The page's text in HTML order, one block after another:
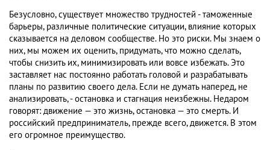
Безусловно, существует множество трудностей - таможенные
барьеры, различные политические ситуации, влияние которых
сказывается на деловом сообществе. Но это риски. Мы знаем о
них, мы можем их оценить, придумать, что можно сделать,
чтобы снизить их, минимизировать или вовсе избежать. Это
заставляет нас постоянно работать головой и разрабатывать
планы по развитию своего дела. Если не думать наперед, не
анализировать, - остановка и стагнация неизбежны. Недаром
говорят: движение — это жизнь, остановка — это смерть. И
российский предприниматель, прежде всего, движется. В этом
его огромное преимущество.